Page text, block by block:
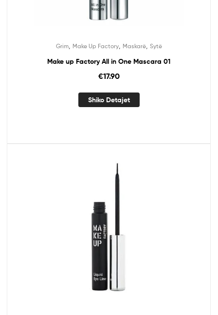
Grim, Make Up Factory, Maskarë, Sytë
Make up Factory All in One Mascara 01
€17.90
Shiko Detajet